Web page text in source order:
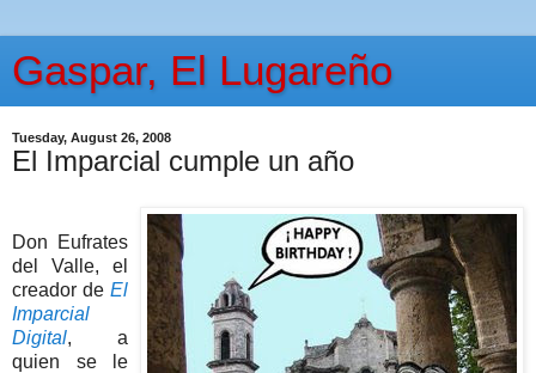
Gaspar, El Lugareño
Tuesday, August 26, 2008
El Imparcial cumple un año
Don Eufrates
del Valle, el
creador de El
Imparcial
Digital, a
quien se le